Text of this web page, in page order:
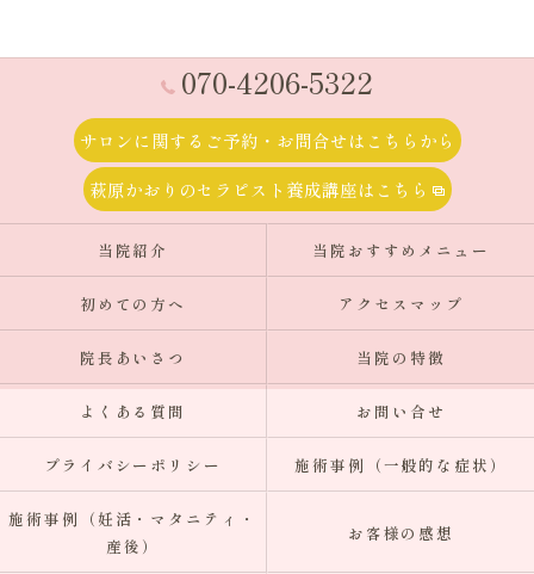
070-4206-5322
サロンに関するご予約・お問合せはこちらから
萩原かおりのセラピスト養成講座はこちら
当院紹介 当院おすすめメニュー
初めての方へ アクセスマップ
院長あいさつ 当院の特徴
よくある質問 お問い合せ
プライバシーポリシー 施術事例（一般的な症状）
施術事例（妊活・マタニティ・
産後）
お客様の感想